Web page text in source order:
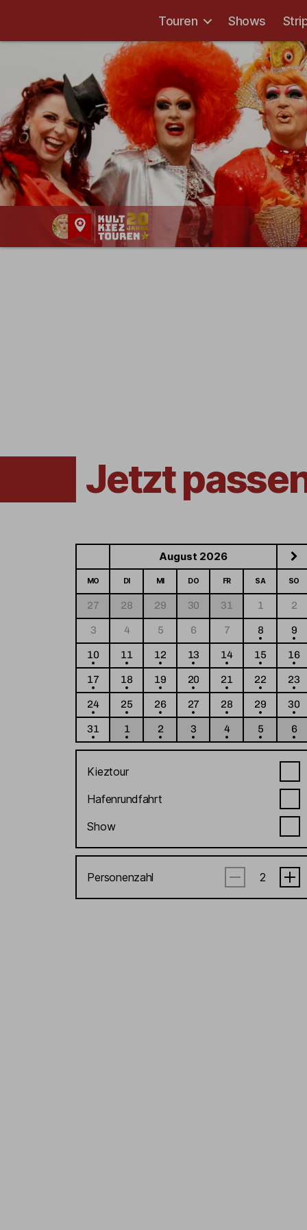
Touren Shows
Kult-
Jetzt
August 2026
MO DI MI DO FR SA SO
27 28 29 30 31 1
2
3
4 5 6 7 8
9
10
11 12 13 14 15
16
17
18 19 20 21 22
23
24
25 26 27 28 29
30
31
1 2 3 4 5 6
Kieztour
Hafenrundfahrt
Show
Personenzahl